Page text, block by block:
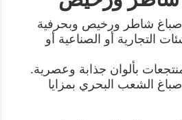
شاطر ورخيص وبحرفية
التجارية أو الصناعية أو
بألوان جذابة وعصرية.
الشعب البحري بمزايا